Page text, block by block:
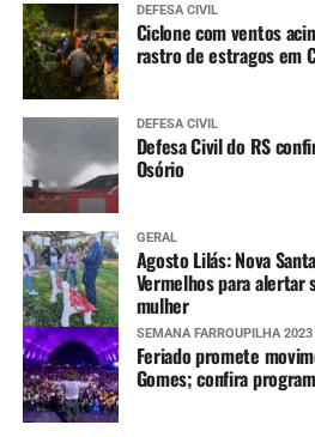
DEFESA CIVIL
Ciclone com ventos
rastro de estragos em
DEFESA CIVIL
Defesa Civil do RS
Osório
GERAL
Agosto Lilás: Nova
Vermelhos para alertar
mulher
SEMANA FARROUPILHA 2023
Feriado promete
Gomes; confira